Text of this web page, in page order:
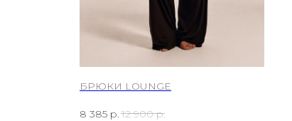
БРЮКИ LOUNGE
8 385 р. 12 900 р.